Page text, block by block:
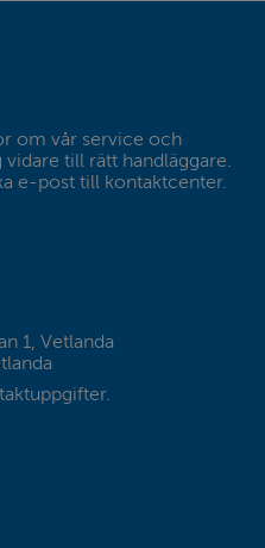
om vår service och
till rätt handläggare.
e-post till kontaktcenter.
1, Vetlanda